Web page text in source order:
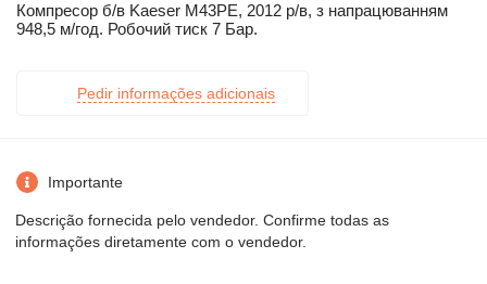
Компресор б/в Kaeser M43PE, 2012 р/в, з напрацюванням
948,5 м/год. Робочий тиск 7 Бар.
Pedir informações adicionais
Importante
Descrição fornecida pelo vendedor. Confirme todas as
informações diretamente com o vendedor.